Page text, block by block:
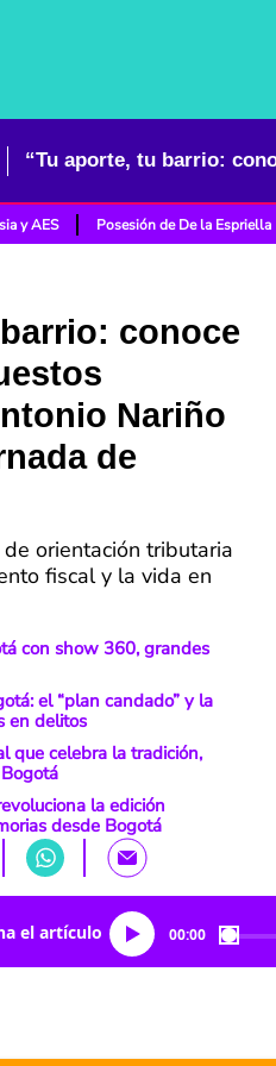
y AES Posesión de De la Espriella
conoce
Nariño
de
orientación tributaria
fiscal y la vida en
con show 360, grandes
el “plan candado” y la
en delitos
que celebra la tradición,
la edición
desde Bogotá
el artículo 00:00